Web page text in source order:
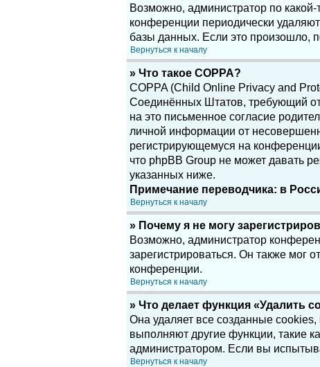
Возможно, администратор по
конференции периодически
базы данных. Если это произошло,
Вернуться к началу
» Что такое COPPA?
COPPA (Child Online Privacy and
Соединённых Штатов, требующий
на это письменное согласие
личной информации от
регистрирующемуся на
что phpBB Group не может давать
указанных ниже.
Примечание переводчика: в
Вернуться к началу
» Почему я не могу
Возможно, администратор
зарегистрироваться. Он также мог
конференции.
Вернуться к началу
» Что делает функция «Удалить
Она удаляет все созданные
выполняют другие функции, такие
администратором. Если вы
Вернуться к началу